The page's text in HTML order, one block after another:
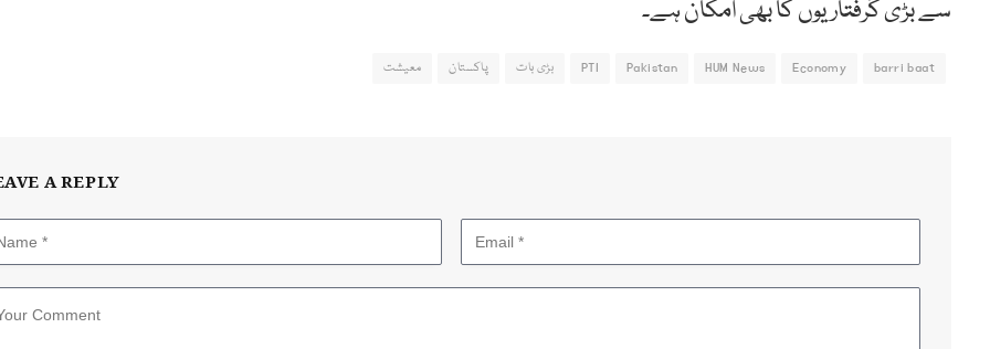
سے بڑی گرفتاریوں کا بھی امکان ہے۔
barri baat
Economy
HUM News
Pakistan
PTI بڑی بات پاکستان معیشت
A REPLY